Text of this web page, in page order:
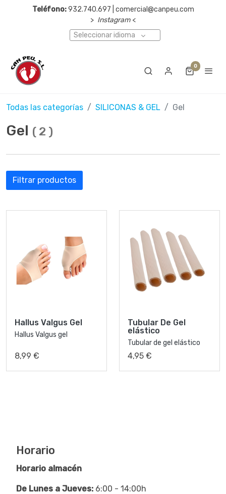
Teléfono:932.740.697 | comercial@canpeu.com
> Instagram <
Seleccionar idioma
0
Todas las categorías SILICONAS & GEL Gel
Gel ( 2 )
Filtrar productos
Hallus Valgus Gel
Hallus Valgus gel
8,99 €
Tubular De Gel
elástico
Tubular de gel elástico
4,95 €
Horario
Horario almacén
De Lunes a Jueves: 6:00 - 14:00h